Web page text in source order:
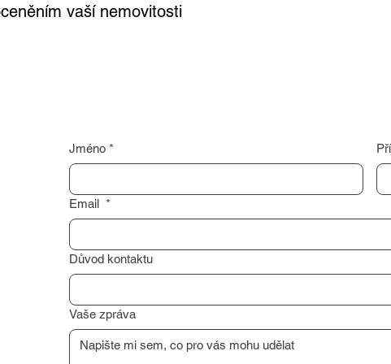
vaší nemovitosti
Jméno *
Email *
Důvod kontaktu
Vaše zpráva